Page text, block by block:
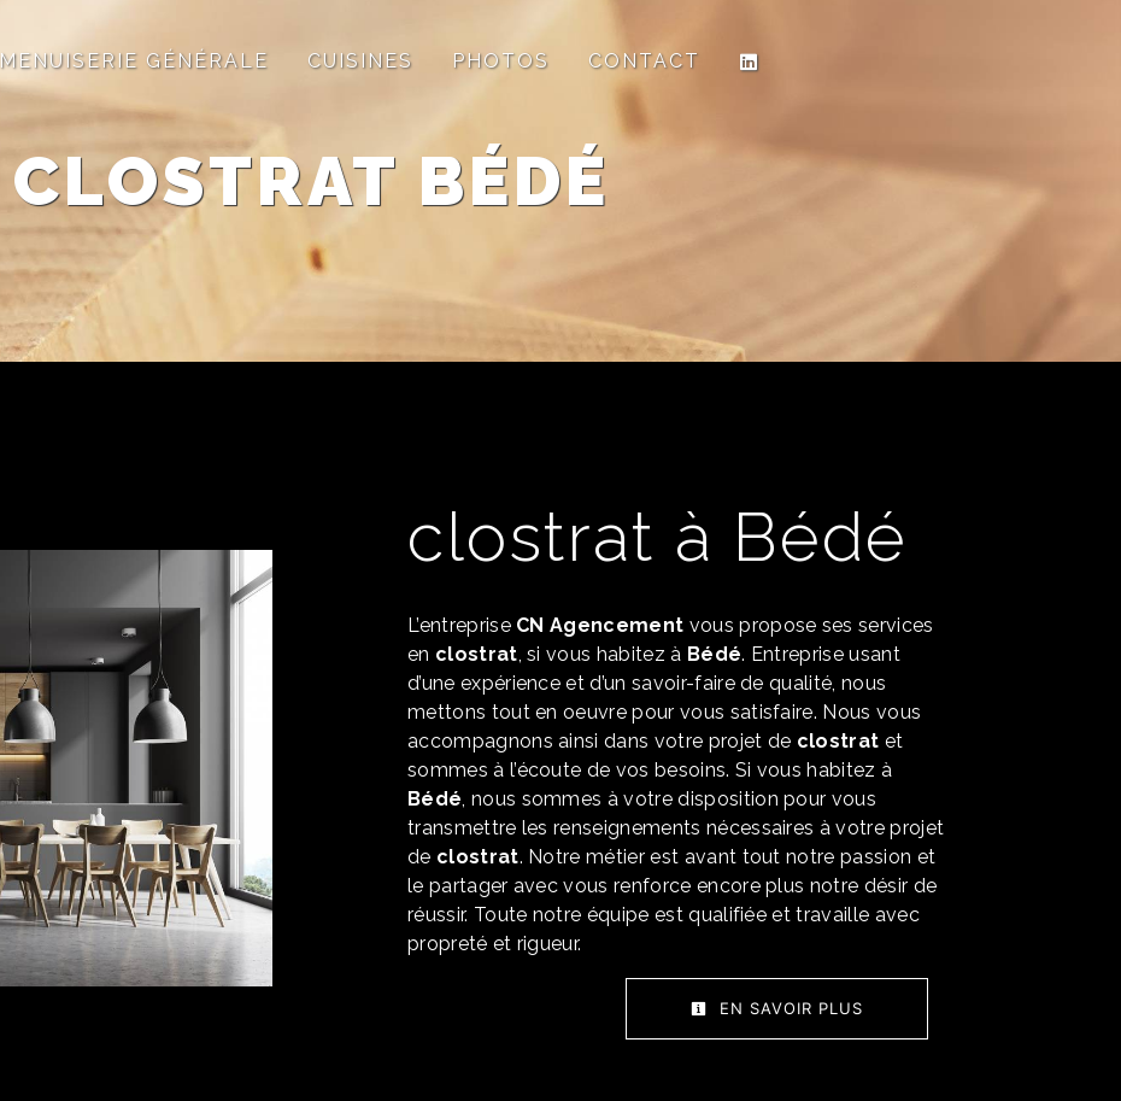
MENUISERIE GÉNÉRALE CUISINES PHOTOS CONTACT
CLOSTRAT BÉDÉ
clostrat à Bédé
L’entreprise CN Agencement vous propose ses services
en clostrat, si vous habitez à Bédé. Entreprise usant
d’une expérience et d’un savoir-faire de qualité, nous
mettons tout en oeuvre pour vous satisfaire. Nous vous
accompagnons ainsi dans votre projet de clostrat et
sommes à l’écoute de vos besoins. Si vous habitez à
Bédé, nous sommes à votre disposition pour vous
transmettre les renseignements nécessaires à votre projet
de clostrat. Notre métier est avant tout notre passion et
le partager avec vous renforce encore plus notre désir de
réussir. Toute notre équipe est qualifiée et travaille avec
propreté et rigueur.
EN SAVOIR PLUS